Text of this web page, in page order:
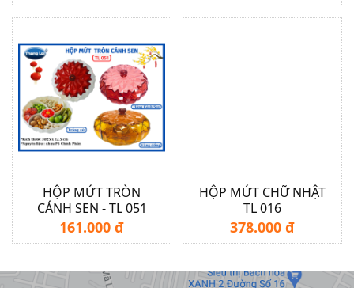
HỘP MỨT TRÒN
CÁNH SEN - TL 051
161.000 đ
HỘP MỨT CHỮ NHẬT
TL 016
378.000 đ